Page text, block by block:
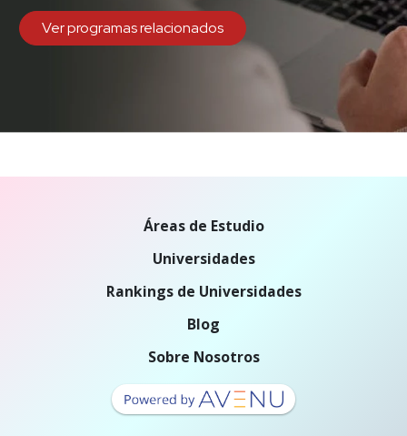
Ver programas relacionados
Áreas de Estudio
Universidades
Rankings de Universidades
Blog
Sobre Nosotros